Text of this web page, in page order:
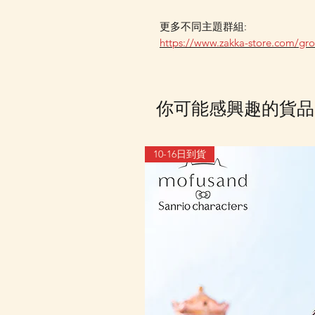
更多不同主題群組:
https://www.zakka-store.com/
你可能感興趣的貨品
10-16日到貨